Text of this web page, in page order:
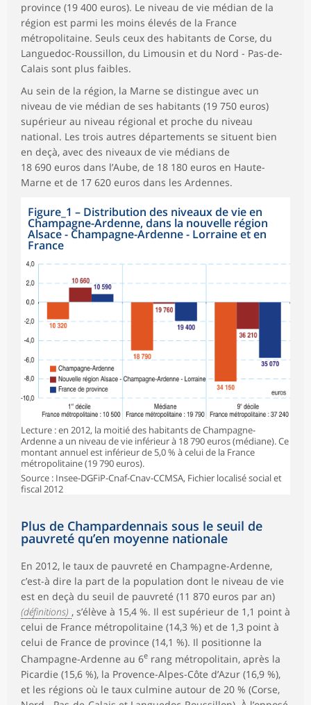
province (19 400 euros). Le niveau de vie médian de la
région est parmi les moins élevés de la France
métropolitaine. Seuls ceux des habitants de Corse, du
Languedoc-Roussillon, du Limousin et du Nord - Pas-de-
Calais sont plus faibles.
Au sein de la région, la Marne se distingue avec un
niveau de vie médian de ses habitants (19 750 euros)
supérieur au niveau régional et proche du niveau
national. Les trois autres départements se situent bien
en deçà, avec des niveaux de vie médians de
18 690 euros dans l’Aube, de 18 180 euros en Haute-
Marne et de 17 620 euros dans les Ardennes.
Figure_1 – Distribution des niveaux de vie en
Champagne-Ardenne, dans la nouvelle région
Alsace - Champagne-Ardenne - Lorraine et en
France
Lecture : en 2012, la moitié des habitants de Champagne-
Ardenne a un niveau de vie inférieur à 18 790 euros (médiane). Ce
montant annuel est inférieur de 5,0 % à celui de la France
métropolitaine (19 790 euros).
Source : Insee-DGFiP-Cnaf-Cnav-CCMSA, Fichier localisé social et
fiscal 2012
Plus de Champardennais sous le seuil de
pauvreté qu’en moyenne nationale
En 2012, le taux de pauvreté en Champagne-Ardenne,
c’est-à dire la part de la population dont le niveau de vie
est en deçà du seuil de pauvreté (11 870 euros par an)
(définitions) , s’élève à 15,4 %. Il est supérieur de 1,1 point à
celui de France métropolitaine (14,3 %) et de 1,3 point à
celui de France de province (14,1 %). Il positionne la
Champagne-Ardenne au 6e rang métropolitain, après la
Picardie (15,6 %), la Provence-Alpes-Côte d’Azur (16,9 %),
et les régions où le taux culmine autour de 20 % (Corse,